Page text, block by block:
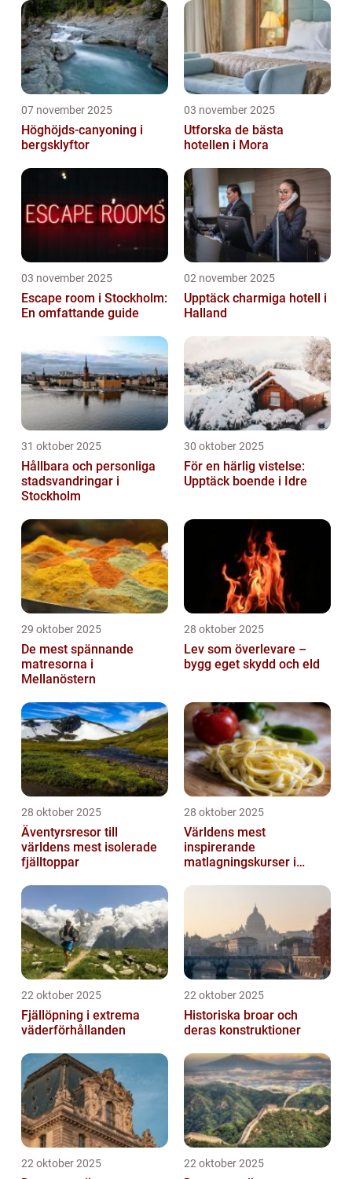
07 november 2025
Höghöjds-canyoning i
bergsklyftor
03 november 2025
Utforska de bästa
hotellen i Mora
03 november 2025
Escape room i Stockholm:
En omfattande guide
02 november 2025
Upptäck charmiga hotell i
Halland
31 oktober 2025
Hållbara och personliga
stadsvandringar i
Stockholm
30 oktober 2025
För en härlig vistelse:
Upptäck boende i Idre
29 oktober 2025
De mest spännande
matresorna i
Mellanöstern
28 oktober 2025
Lev som överlevare –
bygg eget skydd och eld
28 oktober 2025
Äventyrsresor till
världens mest isolerade
fjälltoppar
28 oktober 2025
Världens mest
inspirerande
matlagningskurser i
22 oktober 2025
Fjällöpning i extrema
väderförhållanden
22 oktober 2025
Historiska broar och
deras konstruktioner
22 oktober 2025 22 oktober 2025